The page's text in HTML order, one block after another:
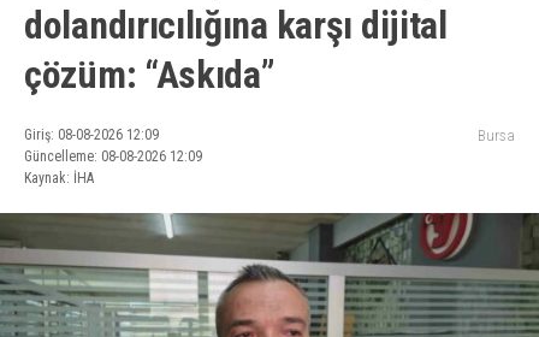
dolandırıcılığına karşı dijital
çözüm: “Askıda”
Giriş: 08-08-2026 12:09
Güncelleme: 08-08-2026 12:09
Kaynak: İHA
Bursa